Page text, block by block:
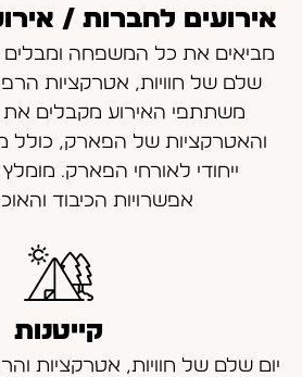
אירועים לחברות /
מביאים את כל המשפחה ומבלים
שלם של חוויות, אטרקציות
משתתפי האירוע מקבלים את
והאטרקציות של הפארק, כולל
ייחודי לאורחי הפארק.
אפשרויות הכיבוד
קייטנות
יום שלם של חוויות, אטרקציות